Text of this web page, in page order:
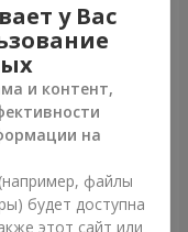
"Moon Dance"
у Вас
и контент,
на
файлы
будет доступна
этот сайт или